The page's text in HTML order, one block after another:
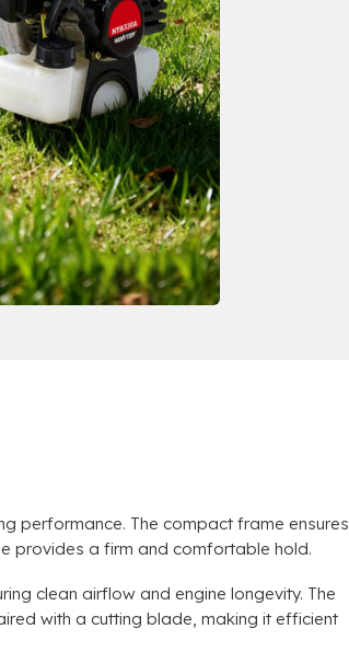
performance. The compact frame ensures
provides a firm and comfortable hold.
clean airflow and engine longevity. The
with a cutting blade making it efficient